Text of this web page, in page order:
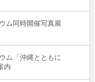
ム同時開催写真展
ム「沖縄とともに
内